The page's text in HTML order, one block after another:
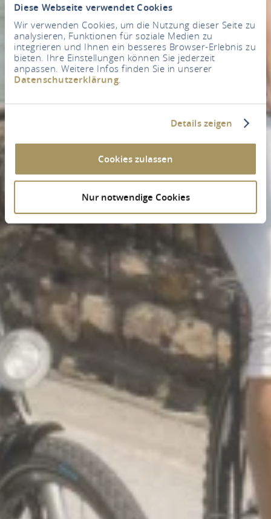
Diese Webseite verwendet Cookies
Wir verwenden Cookies, um die Nutzung dieser Seite zu
analysieren, Funktionen für soziale Medien zu
integrieren und Ihnen ein besseres Browser-Erlebnis zu
bieten. Ihre Einstellungen können Sie jederzeit
anpassen. Weitere Infos finden Sie in unserer
Datenschutzerklärung.
Details zeigen
Cookies zulassen
Nur notwendige Cookies